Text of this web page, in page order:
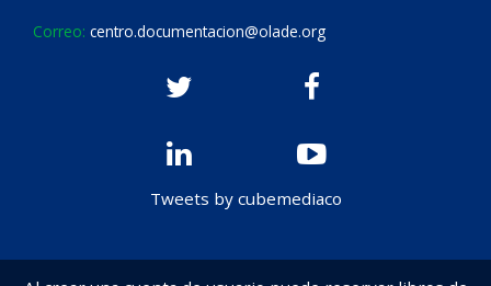
Correo: centro.documentacion@olade.org
Tweets by cubemediaco